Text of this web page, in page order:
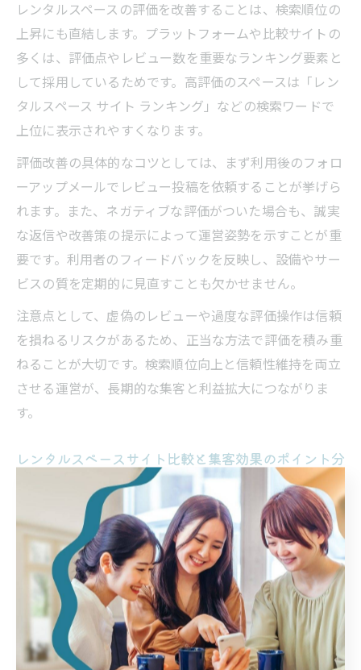
レンタルスペースの評価を改善することは、検索順位の
上昇にも直結します。プラットフォームや比較サイトの
多くは、評価点やレビュー数を重要なランキング要素と
して採用しているためです。高評価のスペースは「レン
タルスペース サイト ランキング」などの検索ワードで
上位に表示されやすくなります。
評価改善の具体的なコツとしては、まず利用後のフォロ
ーアップメールでレビュー投稿を依頼することが挙げら
れます。また、ネガティブな評価がついた場合も、誠実
な返信や改善策の提示によって運営姿勢を示すことが重
要です。利用者のフィードバックを反映し、設備やサー
ビスの質を定期的に見直すことも欠かせません。
注意点として、虚偽のレビューや過度な評価操作は信頼
を損ねるリスクがあるため、正当な方法で評価を積み重
ねることが大切です。検索順位向上と信頼性維持を両立
させる運営が、長期的な集客と利益拡大につながりま
す。
レンタルスペースサイト比較と集客効果のポイント分
レンタルスペースの集客効果を最大限に引き出すには、
複数の掲載サイトを比較し、それぞれの特徴を理解する
ことが重要です。代表的なサイトには「スペースマーケ
ット」「インスタベース」「スペイシー」などがあり、
レビューの掲載方法や評価の反映基準が異なります。
たとえば、スペースマーケットでは利用者の口コミが詳
細に表示され、ランキングやおすすめ表示にも大きく影